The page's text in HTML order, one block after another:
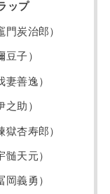
ップ
炭治郎）
子）
善逸）
助）
杏寿郎）
天元）
義勇）